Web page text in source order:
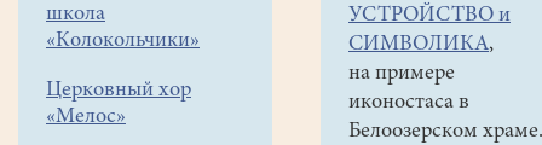
школа
«Колокольчики»
Церковный хор
«Мелос»
УСТРОЙСТВО и
СИМВОЛИКА,
на примере
иконостаса в
Белоозерском храме.